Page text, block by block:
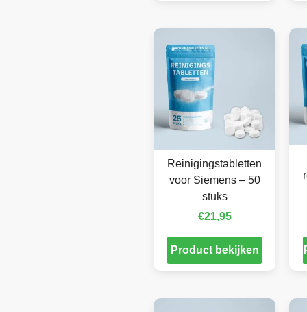
Reinigingstabletten
voor Siemens – 50
stuks
€21,95
Product bekijken